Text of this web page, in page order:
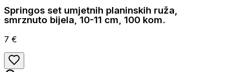
Springos set umjetnih planinskih ruža,
smrznuto bijela, 10-11 cm, 100 kom.
7 €